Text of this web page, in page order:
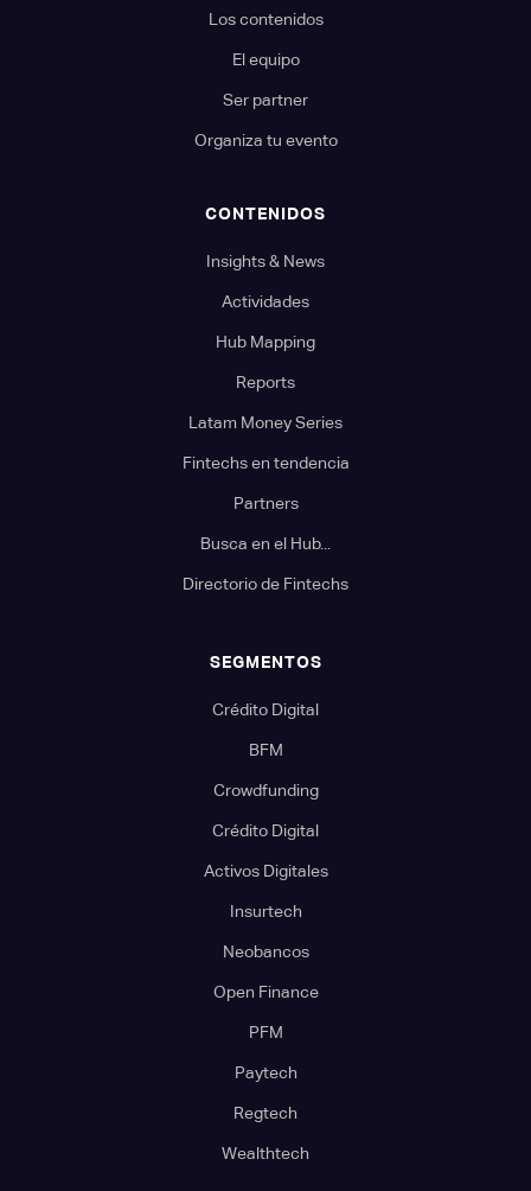
Los contenidos
El equipo
Ser partner
Organiza tu evento
CONTENIDOS
Insights & News
Actividades
Hub Mapping
Reports
Latam Money Series
Fintechs en tendencia
Partners
Busca en el Hub...
Directorio de Fintechs
SEGMENTOS
Crédito Digital
BFM
Crowdfunding
Crédito Digital
Activos Digitales
Insurtech
Neobancos
Open Finance
PFM
Paytech
Regtech
Wealthtech